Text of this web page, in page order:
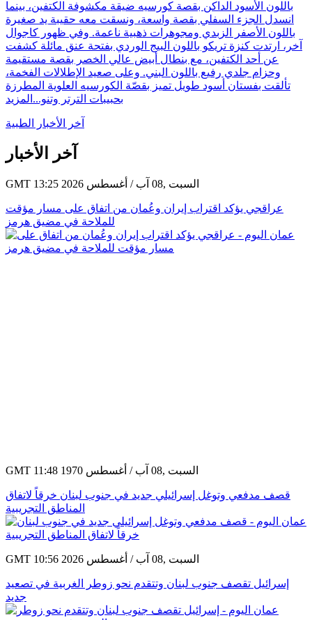
باللون الأسود الداكن بقصة كورسيه ضيقة مكشوفة الكتفين، بينما
انسدل الجزء السفلي بقصة واسعة، ونسقت معه حقيبة يد صغيرة
باللون الأصفر الزبدي ومجوهرات ذهبية ناعمة. وفي ظهور كاجوال
آخر، ارتدت كنزة تريكو باللون البيج الوردي بفتحة عنق مائلة كشفت
عن أحد الكتفين، مع بنطال أبيض عالي الخصر بقصة مستقيمة
وحزام جلدي رفيع باللون البني. وعلى صعيد الإطلالات الفخمة،
تألقت بفستان أسود طويل تميز بقصّة الكورسيه العلوية المطرزة
بحبيبات الترتر وتنو... المزيد
آخر الأخبار الطبية
آخر الأخبار
GMT 13:25 2026 السبت ,08 آب / أغسطس
عراقجي يؤكد اقتراب إيران وعُمان من اتفاق على مسار مؤقت
للملاحة في مضيق هرمز
GMT 11:48 1970 السبت ,08 آب / أغسطس
قصف مدفعي وتوغل إسرائيلي جديد في جنوب لبنان خرقاً لاتفاق
المناطق التجريبية
GMT 10:56 2026 السبت ,08 آب / أغسطس
إسرائيل تقصف جنوب لبنان وتتقدم نحو زوطر الغربية في تصعيد
جديد